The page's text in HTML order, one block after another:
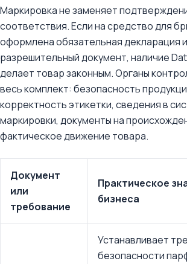
Маркировка не заменяет
соответствия. Если на средство для
оформлена обязательная декларация
разрешительный документ, наличие
делает товар законным. Органы
весь комплект: безопасность
корректность этикетки, сведения в
маркировки, документы на
фактическое движение товара.
Документ
или
требование
Практическое
бизнеса
Устанавливает
безопасности